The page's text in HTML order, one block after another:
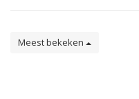
Meest bekeken